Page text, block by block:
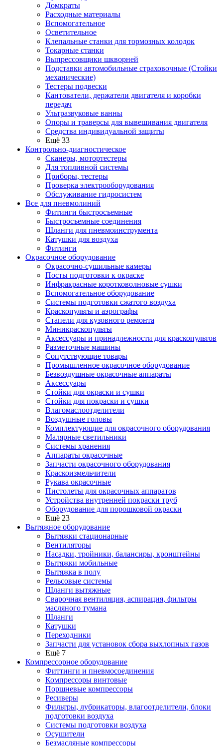
Домкраты
Расходные материалы
Вспомогательное
Осветительное
Клепальные станки для тормозных колодок
Токарные станки
Выпрессовщики шкворней
Подставки автомобильные страховочные (Стойки
механические)
Тестеры подвески
Кантователи, держатели двигателя и коробки
передач
Ультразвуковые ванны
Опоры и траверсы для вывешивания двигателя
Средства индивидуальной защиты
Ещё 33
Контрольно-диагностическое
Сканеры, мотортестеры
Для топливной системы
Приборы, тестеры
Проверка электрооборудования
Обслуживание гидросистем
Все для пневмолиний
Фитинги быстросъемные
Быстросъемные соединения
Шланги для пневмоинструмента
Катушки для воздуха
Фитинги
Окрасочное оборудование
Окрасочно-сушильные камеры
Посты подготовки к окраске
Инфракрасные коротковолновые сушки
Вспомогательное оборудование
Системы подготовки сжатого воздуха
Краскопульты и аэрографы
Стапели для кузовного ремонта
Миникраскопульты
Аксессуары и принадлежности для краскопультов
Разметочные машины
Сопутствующие товары
Промышленное окрасочное оборудование
Безвоздушные окрасочные аппараты
Аксессуары
Стойки для окраски и сушки
Стойки для покраски и сушки
Влагомаслоотделители
Воздушные головы
Комплектующие для окрасочного оборудования
Малярные светильники
Системы хранения
Аппараты окрасочные
Запчасти окрасочного оборудования
Краскоизмельчители
Рукава окрасочные
Пистолеты для окрасочных аппаратов
Устройства внутренней покраски труб
Оборудование для порошковой окраски
Ещё 23
Вытяжное оборудование
Вытяжки стационарные
Вентиляторы
Насадки, тройники, балансиры, кронштейны
Вытяжки мобильные
Вытяжка в полу
Рельсовые системы
Шланги вытяжные
Сварочная вентиляция, аспирация, фильтры
масляного тумана
Шланги
Катушки
Переходники
Запчасти для установок сбора выхлопных газов
Ещё 7
Компрессорное оборудование
Фиттинги и пневмосоединения
Компрессоры винтовые
Поршневые компрессоры
Ресиверы
Фильтры, лубрикаторы, влагоотделители, блоки
подготовки воздуха
Системы подготовки воздуха
Осушители
Безмасляные компрессоры